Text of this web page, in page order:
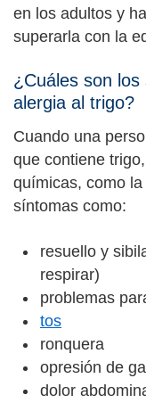
en los adultos y
superarla con la
¿Cuáles son
alergia al trigo?
Cuando una
que contiene
químicas, como
síntomas como:
resuello y
respirar)
problemas
tos
ronquera
opresión de
dolor